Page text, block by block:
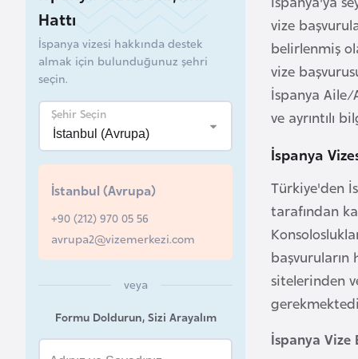
vize
belirlenmiş
vize
İspanya
ve ayrıntılı
İspanya
Türkiye'den
tarafından
başvuruların
sitelerinden
İspanya Vize
Hattı
İspanya vizesi hakkında destek
almak için bulunduğunuz şehri
seçin.
Şehir Seçin
İstanbul (Avrupa)
+90 (212) 970 05 56
avrupa2@vizemerkezi.com
veya
Formu Doldurun, Sizi Arayalım
e
l
r
u
s
B
e
l
ç
i
a